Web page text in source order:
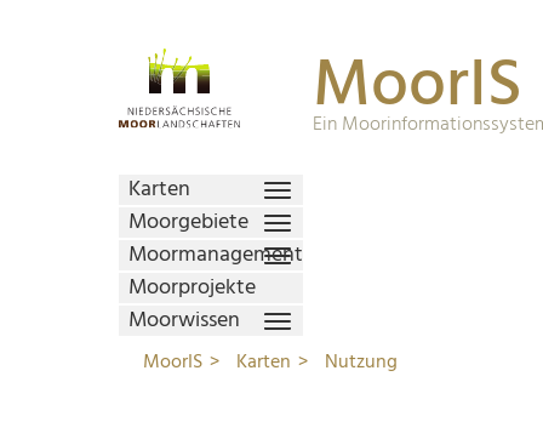
MoorIS
Ein
Karten
Moorgebiete
Moormanagement
Moorprojekte
Moorwissen
MoorIS Karten Nutzung